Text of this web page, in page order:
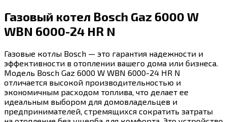
6000-
24
HR
7736900200
Газовый котел Bosch Gaz 6000 W
WBN 6000-24 HR N
Газовые котлы Bosch — это гарантия надежности и
эффективности в отоплении вашего дома или бизнеса.
Модель Bosch Gaz 6000 W WBN 6000-24 HR N
отличается высокой производительностью и
экономичным расходом топлива, что делает ее
идеальным выбором для домовладельцев и
предпринимателей, стремящихся сократить затраты